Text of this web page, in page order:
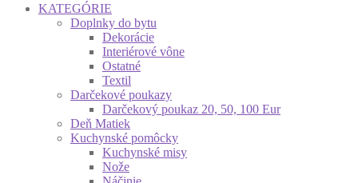
KATEGÓRIE
Doplnky do bytu
Dekorácie
Interiérové vône
Ostatné
Textil
Darčekové poukazy
Darčekový poukaz 20, 50, 100 Eur
Deň Matiek
Kuchynské pomôcky
Kuchynské misy
Nože